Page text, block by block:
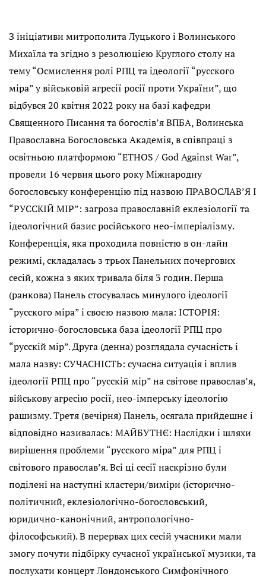
З ініціативи митрополита Луцького і Волинського
Михаїла та згідно з резолюцією Круглого столу на
тему “Осмислення ролі РПЦ та ідеології “русского
міра” у військовій агресії росії проти України”, що
відбувся 20 квітня 2022 року на базі кафедри
Священного Писання та богослів’я ВПБА, Волинська
Православна Богословська Академія, в співпраці з
освітньою платформою “ETHOS / God Against War”,
провели 16 червня цього року Міжнародну
богословську конференцію під назвою ПРАВОСЛАВ’Я І
“РУССКІЙ МІР”: загроза православній еклезіології та
ідеологічний базис російського нео-імперіалізму.
Конференція, яка проходила повністю в он-лайн
режимі, складалась з трьох Панельних почергових
сесій, кожна з яких тривала біля 3 годин. Перша
(ранкова) Панель стосувалась минулого ідеології
“русского міра” і своєю назвою мала: ІСТОРІЯ:
історично-богословська база ідеології РПЦ про
“русскій мір”. Друга (денна) розглядала сучасність і
мала назву: СУЧАСНІСТЬ: сучасна ситуація і вплив
ідеології РПЦ про “русскій мір” на світове православ’я,
військову агресію росії, нео-імперську ідеологію
рашизму. Третя (вечірня) Панель, осягала прийдешнє і
відповідно називалась: МАЙБУТНЄ: Наслідки і шляхи
вирішення проблеми “русского міра” для РПЦ і
світового православ’я. Всі ці сесії наскрізно були
поділені на наступні кластери/виміри (історично-
політичний, еклезіологічно-богословський,
юридично-канонічний, антропологічно-
філософський). В перервах цих сесій учасники мали
змогу почути підбірку сучасної української музики, та
послухати концерт Лондонського Симфонічного